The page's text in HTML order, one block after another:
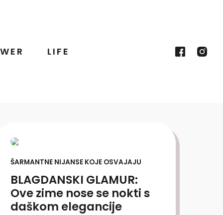
LIFE
ŠARMANTNE NIJANSE KOJE OSVAJAJU
BLAGDANSKI GLAMUR:
Ove zime nose se nokti s
daškom elegancije